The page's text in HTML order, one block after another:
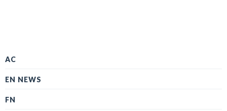
AC
EN NEWS
FN